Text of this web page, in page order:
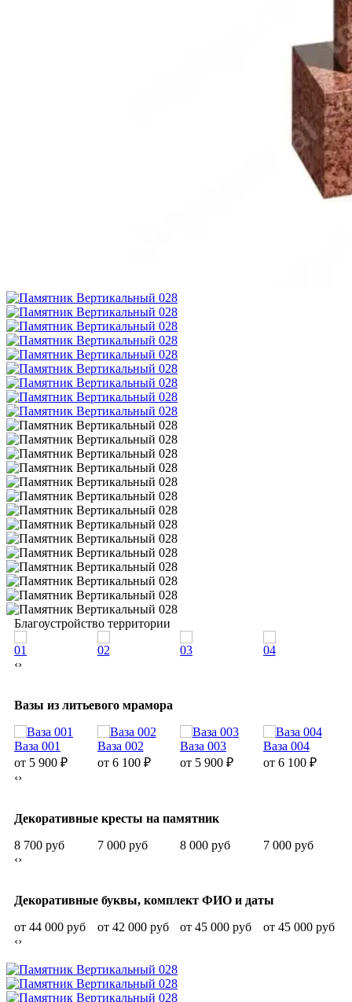
Благоустройство территории
01
02 03 04
‹›
Вазы из литьевого мрамора
Ваза 001
от 5 900 ₽
Ваза 002
от 6 100 ₽
Ваза 003
от 5 900 ₽
Ваза 004
от 6 100 ₽
‹›
Декоративные кресты на памятник
8 700 руб
7 000 руб 8 000 руб 7 000 руб
‹›
Декоративные буквы, комплект ФИО и даты
от 44 000 руб
от 42 000 руб от 45 000 руб от 45 000 руб
‹›